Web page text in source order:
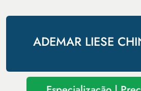
ADEMAR LIESE